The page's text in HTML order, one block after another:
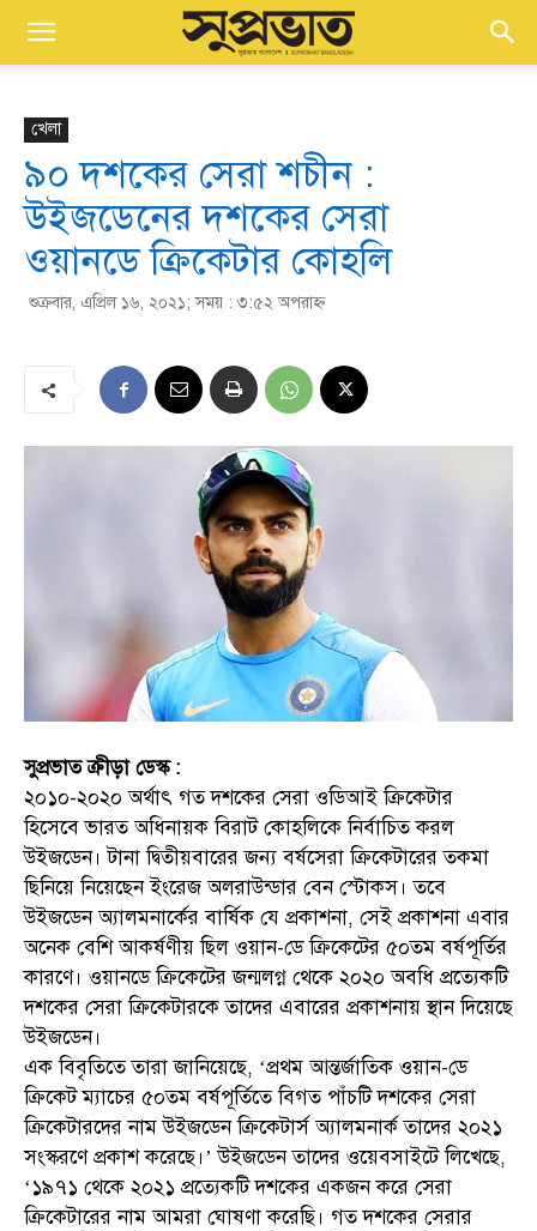
খেলা
৯০ দশকের সেরা শচীন :
উইজডেনের দশকের সেরা
ওয়ানডে ক্রিকেটার কোহলি
শুক্রবার, এপ্রিল ১৬, ২০২১; সময় : ৩:৫২ অপরাহ্ণ
সুপ্রভাত ক্রীড়া ডেস্ক :
২০১০-২০২০ অর্থাৎ গত দশকের সেরা ওডিআই ক্রিকেটার
হিসেবে ভারত অধিনায়ক বিরাট কোহলিকে নির্বাচিত করল
উইজডেন। টানা দ্বিতীয়বারের জন্য বর্ষসেরা ক্রিকেটারের তকমা
ছিনিয়ে নিয়েছেন ইংরেজ অলরাউন্ডার বেন স্টোকস। তবে
উইজডেন অ্যালমনার্কের বার্ষিক যে প্রকাশনা, সেই প্রকাশনা এবার
অনেক বেশি আকর্ষণীয় ছিল ওয়ান-ডে ক্রিকেটের ৫০তম বর্ষপূর্তির
কারণে। ওয়ানডে ক্রিকেটের জন্মলগ্ন থেকে ২০২০ অবধি প্রত্যেকটি
দশকের সেরা ক্রিকেটারকে তাদের এবারের প্রকাশনায় স্থান দিয়েছে
উইজডেন।
এক বিবৃতিতে তারা জানিয়েছে, ‘প্রথম আন্তর্জাতিক ওয়ান-ডে
ক্রিকেট ম্যাচের ৫০তম বর্ষপূর্তিতে বিগত পাঁচটি দশকের সেরা
ক্রিকেটারদের নাম উইজডেন ক্রিকেটার্স অ্যালমনার্ক তাদের ২০২১
সংস্করণে প্রকাশ করেছে।’ উইজডেন তাদের ওয়েবসাইটে লিখেছে,
‘১৯৭১ থেকে ২০২১ প্রত্যেকটি দশকের একজন করে সেরা
ক্রিকেটারের নাম আমরা ঘোষণা করেছি। গত দশকের সেরার